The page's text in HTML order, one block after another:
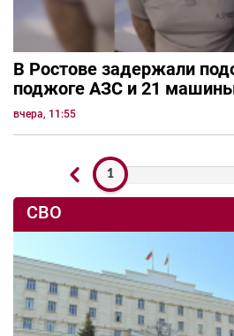
В Ростове задержали
поджоге АЗС и 21
вчера, 11:55
1
СВО